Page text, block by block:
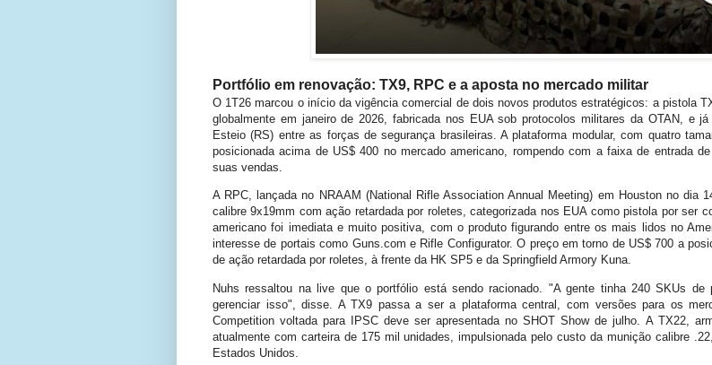
Portfólio em renovação: TX9, RPC e a aposta no mercado militar
O 1T26 marcou o início da vigência comercial de dois novos produtos estratégicos: a pistola
globalmente em janeiro de 2026, fabricada nos EUA sob protocolos militares da OTAN, e
Esteio (RS) entre as forças de segurança brasileiras. A plataforma modular, com quatro
posicionada acima de US$ 400 no mercado americano, rompendo com a faixa de entrada
suas vendas.
A RPC, lançada no NRAAM (National Rifle Association Annual Meeting) em Houston no dia
calibre 9x19mm com ação retardada por roletes, categorizada nos EUA como pistola por ser
americano foi imediata e muito positiva, com o produto figurando entre os mais lidos no
interesse de portais como Guns.com e Rifle Configurator. O preço em torno de US$ 700 a
de ação retardada por roletes, à frente da HK SP5 e da Springfield Armory Kuna.
Nuhs ressaltou na live que o portfólio está sendo racionado. "A gente tinha 240 SKUs de
gerenciar isso", disse. A TX9 passa a ser a plataforma central, com versões para os
Competition voltada para IPSC deve ser apresentada no SHOT Show de julho. A TX22,
atualmente com carteira de 175 mil unidades, impulsionada pelo custo da munição calibre
Estados Unidos.